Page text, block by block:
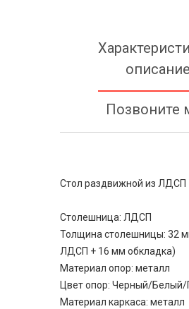
описание
Позвоните
Стол раздвижной из ЛДСП
Столешница: ЛДСП
Толщина столешницы: 32
ЛДСП + 16 мм обкладка)
Материал опор: металл
Цвет опор: Черный/
Материал каркаса: металл